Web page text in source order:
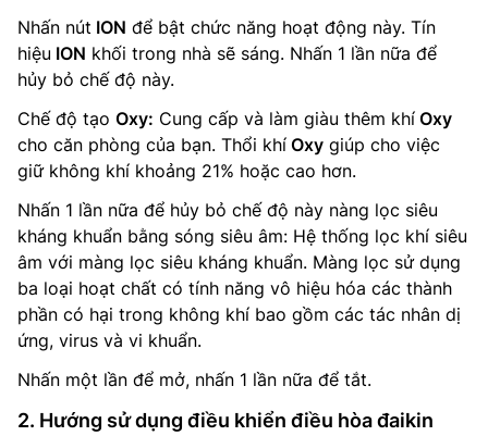
Nhấn nút ION để bật chức năng hoạt động này. Tín
hiệu ION khối trong nhà sẽ sáng. Nhấn 1 lần nữa để
hủy bỏ chế độ này.
Chế độ tạo Oxy: Cung cấp và làm giàu thêm khí Oxy
cho căn phòng của bạn. Thổi khí Oxy giúp cho việc
giữ không khí khoảng 21% hoặc cao hơn.
Nhấn 1 lần nữa để hủy bỏ chế độ này nàng lọc siêu
kháng khuẩn bằng sóng siêu âm: Hệ thống lọc khí siêu
âm với màng lọc siêu kháng khuẩn. Màng lọc sử dụng
ba loại hoạt chất có tính năng vô hiệu hóa các thành
phần có hại trong không khí bao gồm các tác nhân dị
ứng, virus và vi khuẩn.
Nhấn một lần để mở, nhấn 1 lần nữa để tắt.
2. Hướng sử dụng điều khiển điều hòa đaikin